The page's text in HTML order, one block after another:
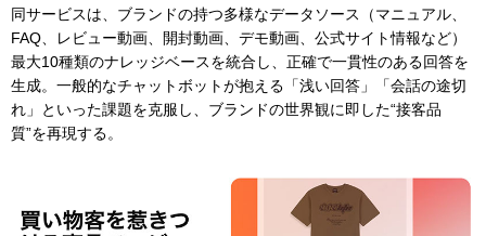
同サービスは、ブランドの持つ多様なデータソース（マニュアル、
FAQ、レビュー動画、開封動画、デモ動画、公式サイト情報など）
最大10種類のナレッジベースを統合し、正確で一貫性のある回答を
生成。一般的なチャットボットが抱える「浅い回答」「会話の途切
れ」といった課題を克服し、ブランドの世界観に即した“接客品
質”を再現する。